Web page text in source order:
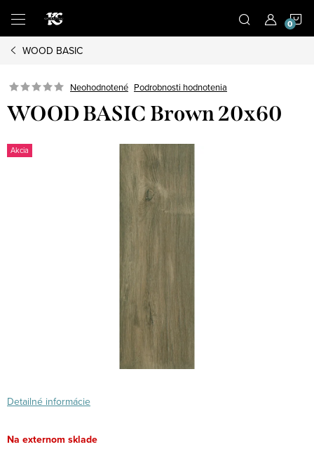
obsah
WOOD BASIC
Neohodnotené Podrobnosti hodnotenia
WOOD BASIC Brown 20x60
Akcia
Detailné informácie
Na externom sklade